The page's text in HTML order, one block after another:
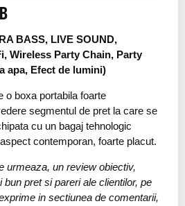
BASS, LIVE SOUND,
Wireless Party Chain, Party
apa, Efect de lumini)
o boxa portabila foarte
segmentul de pret la care se
cu un bagaj tehnologic
contemporan, foarte placut.
urmeaza, un review obiectiv,
pret si pareri ale clientilor, pe
in sectiunea de comentarii,